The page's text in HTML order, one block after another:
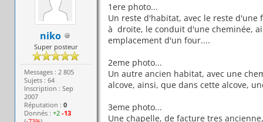
niko
Super posteur
Messages : 2 805
Sujets : 64
Inscription : Sep
2007
Réputation :0
Donnés :+2 -13
1ere photo...
Un reste d'habitat, avec le reste d'une
à droite, le conduit d'une cheminée,
emplacement d'un four....
2eme photo...
Un autre ancien habitat, avec une
alcove, ainsi, que dans cette alcove,
3eme photo...
Une chapelle, de facture tres